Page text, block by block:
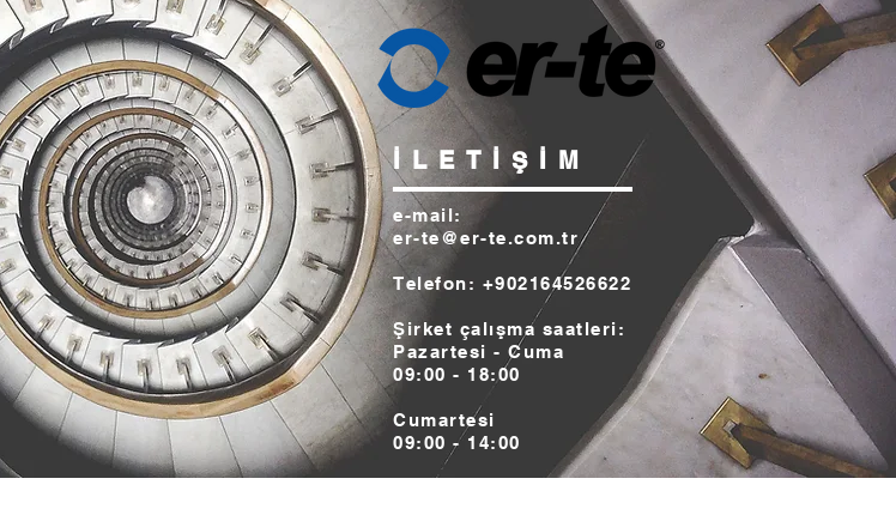
İLETİŞİM
e-mail:
er-te@er-te.com.tr
Telefon: +902164526622
Şirket çalışma saatleri:
Pazartesi - Cuma
09:00 - 18:00
Cumartesi
09:00 - 14:00